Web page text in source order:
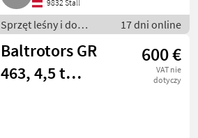
9832 Stall
Sprzęt leśny i do
obróbki drewna / Inny
sprzęt leśny i do
obróbki drewna
17 dni online
Baltrotors GR
463, 4,5 t
600 €
VAT nie
dotyczy